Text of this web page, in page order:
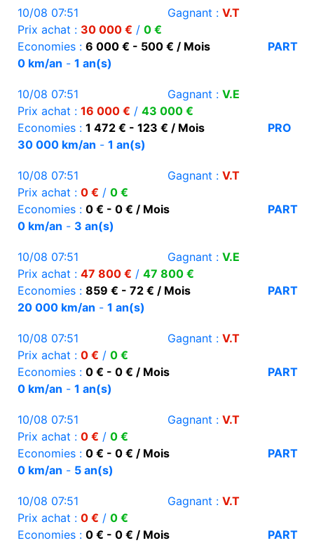
10/08 07:51 Gagnant : V.T
Prix achat : 30 000 € / 0 €
Economies : 6 000 € - 500 € / Mois
PART
0 km/an - 1 an(s)
10/08 07:51 Gagnant : V.E
Prix achat : 16 000 € / 43 000 €
Economies : 1 472 € - 123 € / Mois
PRO
30 000 km/an - 1 an(s)
10/08 07:51 Gagnant : V.T
Prix achat : 0 € / 0 €
Economies : 0 € - 0 € / Mois
PART
0 km/an - 3 an(s)
10/08 07:51 Gagnant : V.E
Prix achat : 47 800 € / 47 800 €
Economies : 859 € - 72 € / Mois
PART
20 000 km/an - 1 an(s)
10/08 07:51 Gagnant : V.T
Prix achat : 0 € / 0 €
Economies : 0 € - 0 € / Mois
PART
0 km/an - 1 an(s)
10/08 07:51 Gagnant : V.T
Prix achat : 0 € / 0 €
Economies : 0 € - 0 € / Mois
PART
0 km/an - 5 an(s)
10/08 07:51 Gagnant : V.T
Prix achat : 0 € / 0 €
Economies : 0 € - 0 € / Mois
PART